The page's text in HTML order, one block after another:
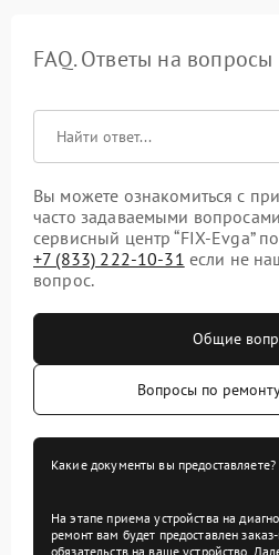
FAQ. Ответы на вопросы
Вы можете ознакомиться с
часто задаваемыми
сервисный центр “FIX-Evga”
+7 (833) 222-10-31 если не
вопрос.
Общие
Вопросы по
Какие документы вы предоставляете?
На этапе приема устройства на
ремонт вам будет предоставлен
обязательств на ваше устройство.